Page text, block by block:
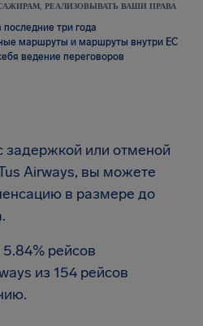
РЕАЛИЗОВЫВАТЬ ВАШИ ПРАВА
последние три года
маршруты и маршруты внутри ЕС
ведение переговоров
задержкой или отменой
Airways, вы можете
в размере до
рейсов
из 154 рейсов